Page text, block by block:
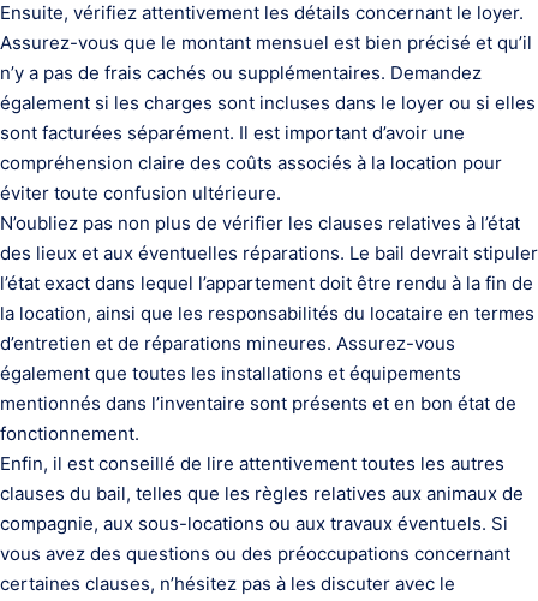
Ensuite, vérifiez attentivement les détails concernant le loyer.
Assurez-vous que le montant mensuel est bien précisé et qu’il
n’y a pas de frais cachés ou supplémentaires. Demandez
également si les charges sont incluses dans le loyer ou si elles
sont facturées séparément. Il est important d’avoir une
compréhension claire des coûts associés à la location pour
éviter toute confusion ultérieure.
N’oubliez pas non plus de vérifier les clauses relatives à l’état
des lieux et aux éventuelles réparations. Le bail devrait stipuler
l’état exact dans lequel l’appartement doit être rendu à la fin de
la location, ainsi que les responsabilités du locataire en termes
d’entretien et de réparations mineures. Assurez-vous
également que toutes les installations et équipements
mentionnés dans l’inventaire sont présents et en bon état de
fonctionnement.
Enfin, il est conseillé de lire attentivement toutes les autres
clauses du bail, telles que les règles relatives aux animaux de
compagnie, aux sous-locations ou aux travaux éventuels. Si
vous avez des questions ou des préoccupations concernant
certaines clauses, n’hésitez pas à les discuter avec le